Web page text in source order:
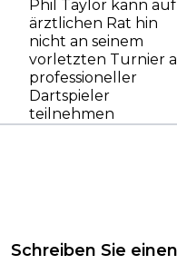
Phil Taylor kann auf
ärztlichen Rat hin
nicht an seinem
vorletzten Turnier
professioneller
Dartspieler
teilnehmen
Schreiben Sie